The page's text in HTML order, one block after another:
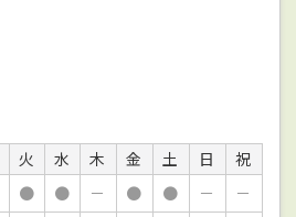
火 水 木 金 土 日
祝
● ● － ● ● －
－